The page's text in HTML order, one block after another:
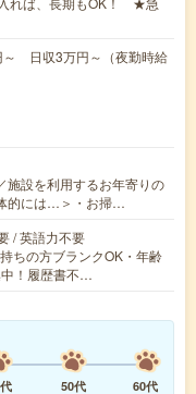
日収3万円～（夜勤時給
施設を利用するお年寄りの
的には…＞・お掃…
/ 英語力不要
ちの方ブランクOK・年齢
！履歴書不…
50代
60代